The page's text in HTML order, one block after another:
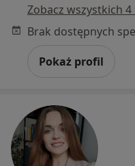
Zobacz wszystkich
Pokaż profil